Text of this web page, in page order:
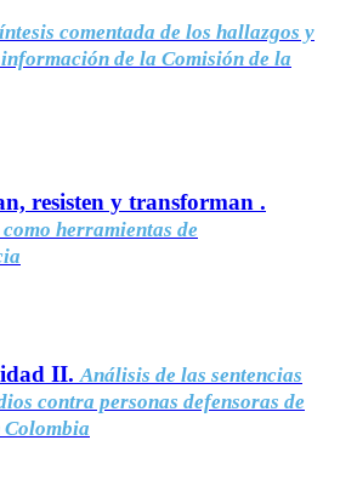
comentada de los hallazgos y
de la Comisión de la
resisten y transforman .
herramientas de
II. Análisis de las sentencias
contra personas defensoras de
Colombia